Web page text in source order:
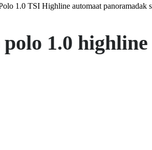
1.0 TSI Highline automaat panoramadak
1.0 highline